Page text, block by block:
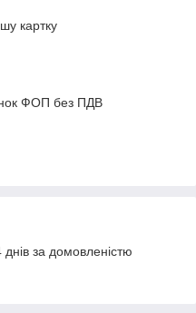
картку
ФОП без ПДВ
за домовленістю